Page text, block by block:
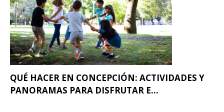
QUÉ HACER EN CONCEPCIÓN: ACTIVIDADES Y
PANORAMAS PARA DISFRUTAR E...